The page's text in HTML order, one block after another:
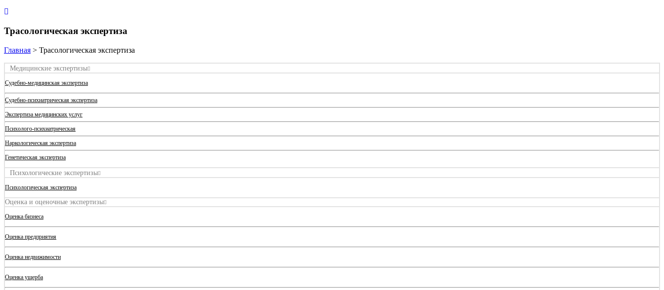
Трасологическая экспертиза
Главная > Трасологическая экспертиза
Медицинские экспертизы
Судебно-медицинская экспертиза
Судебно-психиатрическая экспертиза
Экспертиза медицинских услуг
Психолого-психиатрическая
Наркологическая экспертиза
Генетическая экспертиза
Психологические экспертизы
Психологическая экспертиза
Оценка и оценочные экспертизы
Оценка бизнеса
Оценка предприятия
Оценка недвижимости
Оценка ущерба